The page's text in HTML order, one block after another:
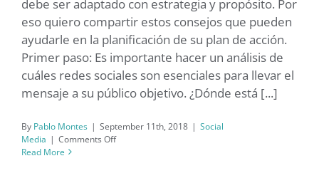
debe ser adaptado con estrategia y propósito. Por
eso quiero compartir estos consejos que pueden
ayudarle en la planificación de su plan de acción.
Primer paso: Es importante hacer un análisis de
cuáles redes sociales son esenciales para llevar el
mensaje a su público objetivo. ¿Dónde está [...]
By Pablo Montes | September 11th, 2018 | Social
Media | Comments Offon
Read More